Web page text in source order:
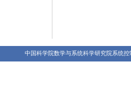
中国科学院数学与系统科学研究院系统